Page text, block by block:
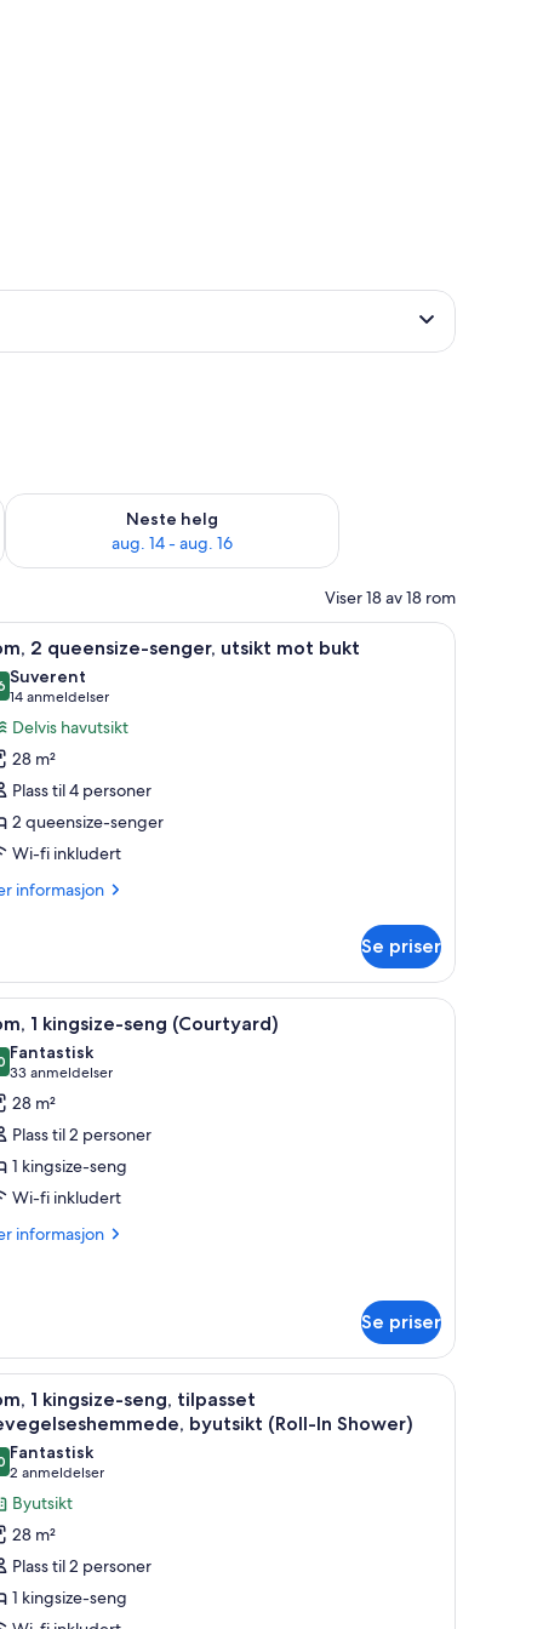
7 - aug. 9
Neste helg
aug. 14 - aug. 16
Sjekk tilgjengelighet for neste helg, aug. 14 - aug. 16
Viser 18 av 18 rom
Sengetøy av topp kvalitet, senger med overmadrass og minibar
Rom, 2 queensize-senger, utsikt mot bukt |
14 2 queensize-senger, utsikt mot bukt
av 10
Suverent
14 anmeldelser
(14
anmeldelser)
Delvis havutsikt
28 m²
Plass til 4 personer
2 queensize-senger
Wi-fi inkludert
informasjon
Se priser
og minibar Rom, 1 kingsize-seng (Courtyard) |
5 1 kingsize-seng (Courtyard)
av 10
Fantastisk
33 anmeldelser
(33
anmeldelser)
28 m²
Plass til 2 personer
1 kingsize-seng
Wi-fi inkludert
informasjon
Se priser
Sengetøy av topp kvalitet, senger med overmadrass og minibar
Sengetøy av topp kvalitet, senger med
10
1 kingsize-seng, tilpasset
byutsikt (Roll-In Shower)
av 10
Fantastisk
2 anmeldelser
(2
anmeldelser)
Byutsikt
28 m²
Plass til 2 personer
1 kingsize-seng